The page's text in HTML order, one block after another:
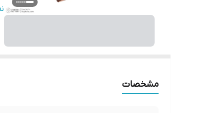
مشخصات